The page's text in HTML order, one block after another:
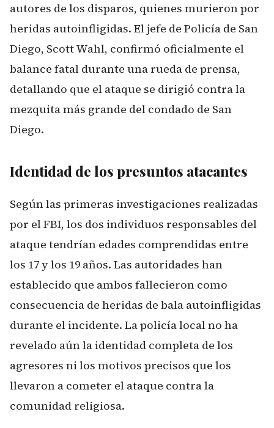
autores de los disparos, quienes murieron por
heridas autoinfligidas. El jefe de Policía de San
Diego, Scott Wahl, confirmó oficialmente el
balance fatal durante una rueda de prensa,
detallando que el ataque se dirigió contra la
mezquita más grande del condado de San
Diego.
Identidad de los presuntos atacantes
Según las primeras investigaciones realizadas
por el FBI, los dos individuos responsables del
ataque tendrían edades comprendidas entre
los 17 y los 19 años. Las autoridades han
establecido que ambos fallecieron como
consecuencia de heridas de bala autoinfligidas
durante el incidente. La policía local no ha
revelado aún la identidad completa de los
agresores ni los motivos precisos que los
llevaron a cometer el ataque contra la
comunidad religiosa.